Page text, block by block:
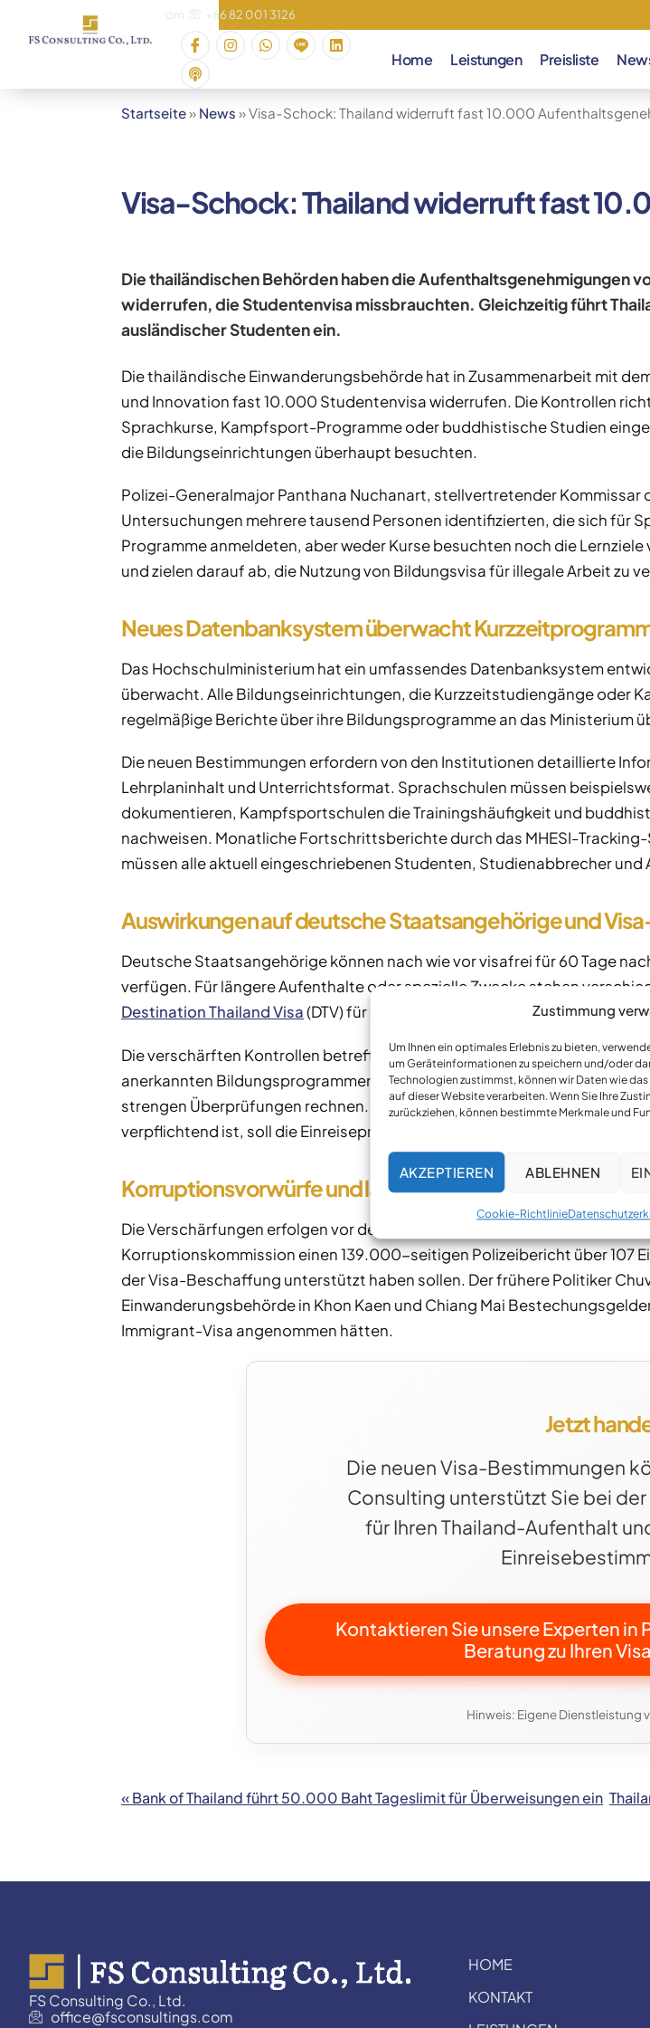
Zustimmung
Um Ihnen ein optimales Erlebnis zu bieten,
um Geräteinformationen zu speichern und/oder
Technologien zustimmst, können wir Daten wie
auf dieser Website verarbeiten. Wenn Sie Ihre
zurückziehen, können bestimmte Merkmale und
AKZEPTIEREN ABLEHNEN
Cookie-Richtlinie
office@fsconsultings.com +66 82 001 3126
Home Leistungen Preisliste
Startseite» News » Visa-Schock: Thailand widerruft fast 10.000
Visa-Schock: Thailand widerruft fast
Die thailändischen Behörden haben die Aufenthaltsgenehmigungen
widerrufen, die Studentenvisa missbrauchten. Gleichzeitig führt
ausländischer Studenten ein.
Die thailändische Einwanderungsbehörde hat in Zusammenarbeit mit
und Innovation fast 10.000 Studentenvisa widerrufen. Die Kontrollen
Sprachkurse, Kampfsport-Programme oder buddhistische Studien
die Bildungseinrichtungen überhaupt besuchten.
Polizei-Generalmajor Panthana Nuchanart, stellvertretender
Untersuchungen mehrere tausend Personen identifizierten, die sich für
Programme anmeldeten, aber weder Kurse besuchten noch die
und zielen darauf ab, die Nutzung von Bildungsvisa für illegale Arbeit zu
Neues Datenbanksystem überwacht
Das Hochschulministerium hat ein umfassendes Datenbanksystem
überwacht. Alle Bildungseinrichtungen, die Kurzzeitstudiengänge oder
regelmäßige Berichte über ihre Bildungsprogramme an das Ministerium
Die neuen Bestimmungen erfordern von den Institutionen detaillierte
Lehrplaninhalt und Unterrichtsformat. Sprachschulen müssen
dokumentieren, Kampfsportschulen die Trainingshäufigkeit und
nachweisen. Monatliche Fortschrittsberichte durch das MHESI-
müssen alle aktuell eingeschriebenen Studenten, Studienabbrecher und
Auswirkungen auf deutsche Staatsangehörige und
Deutsche Staatsangehörige können nach wie vor visafrei für 60 Tage
verfügen. Für längere Aufenthalte oder spezielle Zwecke stehen
Destination Thailand Visa(DTV) für digitale Nomaden.
Die verschärften Kontrollen betreffen hauptsächlich Non-Immigrant
anerkannten Bildungsprogrammen teilnehmen möchten, können
strengen Überprüfungen rechnen. Das neueElectronic Travel
verpflichtend ist, soll die Einreiseprozesse zusätzlich digitalisieren.
Korruptionsvorwürfe und laufende Ermittlungen
Die Verschärfungen erfolgen vor dem Hintergrund schwerwiegender
Korruptionskommission einen 139.000-seitigen Polizeibericht über 107
der Visa-Beschaffung unterstützt haben sollen. Der frühere Politiker
Einwanderungsbehörde in Khon Kaen und Chiang Mai
Immigrant-Visa angenommen hätten.
Jetzt
Die neuen Visa-Bestimmungen
Consulting unterstützt Sie bei
für Ihren Thailand-Aufenthalt
Kontaktieren Sie unsere Experten in
Beratung zu Ihren
Hinweis: Eigene Dienstleistung
« Bank of Thailand führt 50.000 Baht Tageslimit für Überweisungen ein
FS Consulting Co., Ltd.
office@fsconsultings.com
HOME
KONTAKT